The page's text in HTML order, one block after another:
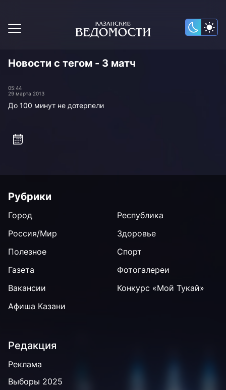
Новости с тегом - 3 матч
05:44
29 марта 2013
До 100 минут не дотерпели
Рубрики
Город
Республика
Россия/Мир
Здоровье
Полезное
Спорт
Газета
Фотогалереи
Вакансии
Конкурс «Мой Тукай»
Афиша Казани
Редакция
Реклама
Выборы 2025